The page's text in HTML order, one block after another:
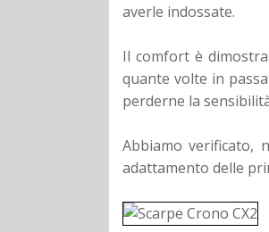
averle indossate.
Il comfort è
quante volte in
perderne la
Abbiamo verificato,
adattamento delle